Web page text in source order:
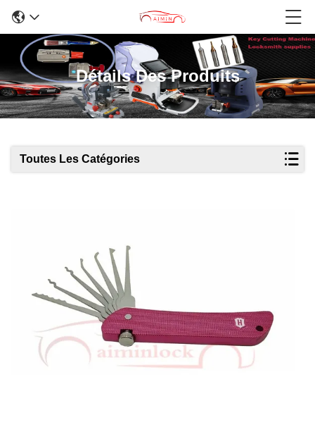
Détails Des Produits
Toutes Les Catégories